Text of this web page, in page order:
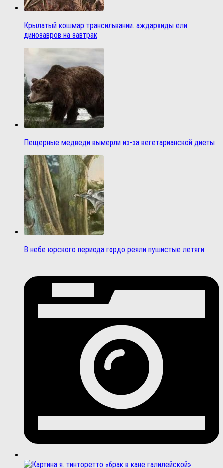
Крылатый кошмар трансильвании. аждархиды ели
динозавров на завтрак
Пещерные медведи вымерли из-за вегетарианской диеты
В небе юрского периода гордо реяли пушистые летяги